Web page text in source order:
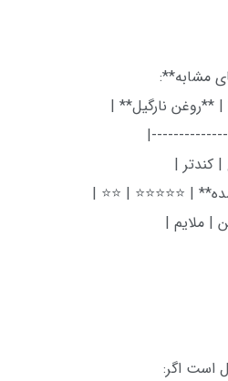
مشابه**:
|--------
کندتر |
| ⭐⭐⭐⭐⭐ | ⭐⭐ |
| ملایم |
است اگر: